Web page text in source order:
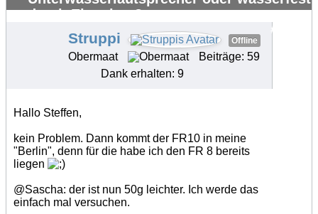
durch Eigenbau?
#34172
Struppi Offline
Obermaat
Beiträge: 59
Dank erhalten: 9
Hallo Steffen,
kein Problem. Dann kommt der FR10 in meine
"Berlin", denn für die habe ich den FR 8 bereits
liegen
@Sascha: der ist nun 50g leichter. Ich werde das
einfach mal versuchen.